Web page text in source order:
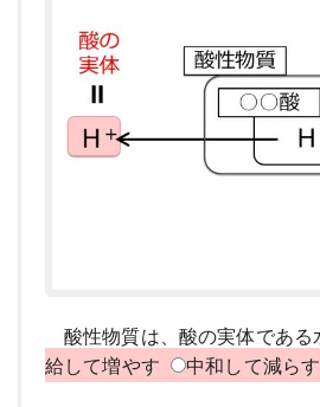
酸性物質は、酸の実体である
給して増やす
中和して減らす